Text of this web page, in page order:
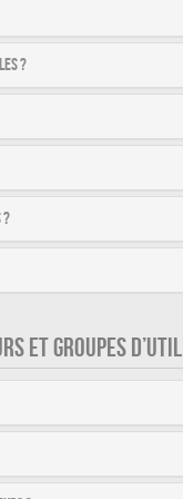
?
ET GROUPES